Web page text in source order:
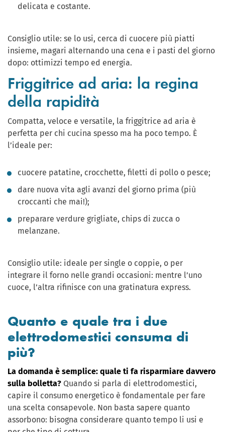
delicata e costante.
Consiglio utile: se lo usi, cerca di cuocere più piatti
insieme, magari alternando una cena e i pasti del giorno
dopo: ottimizzi tempo ed energia.
Friggitrice ad aria: la regina
della rapidità
Compatta, veloce e versatile, la friggitrice ad aria è
perfetta per chi cucina spesso ma ha poco tempo. È
l’ideale per:
cuocere patatine, crocchette, filetti di pollo o pesce;
dare nuova vita agli avanzi del giorno prima (più
croccanti che mai!);
preparare verdure grigliate, chips di zucca o
melanzane.
Consiglio utile: ideale per single o coppie, o per
integrare il forno nelle grandi occasioni: mentre l’uno
cuoce, l’altra rifinisce con una gratinatura express.
Quanto e quale tra i due
elettrodomestici consuma di
più?
La domanda è semplice: quale ti fa risparmiare davvero
sulla bolletta? Quando si parla di elettrodomestici,
capire il consumo energetico è fondamentale per fare
una scelta consapevole. Non basta sapere quanto
assorbono: bisogna considerare quanto tempo li usi e